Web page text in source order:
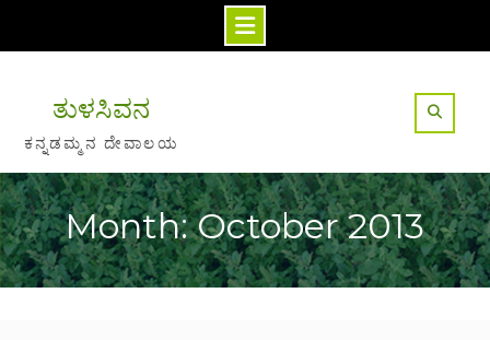
contentತುಳಸಿವನ
ಕನ್ನಡಮ್ಮನ ದೇವಾಲಯ
Month: October 2013